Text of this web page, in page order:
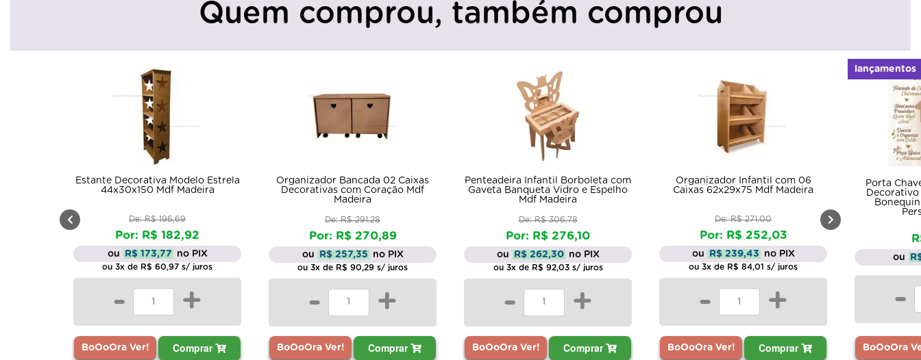
Quem comprou, também comprou
Estante Decorativa Modelo Estrela
44x30x150 Mdf Madeira
De: R$ 196,69
Por: R$ 182,92
ou R$ 173,77 no PIX
ou 3x de R$ 60,97 s/ juros
- +
BoOoOra Ver! Comprar
Organizador Bancada 02 Caixas
Decorativas com Coração Mdf
Madeira
De: R$ 291,28
Por: R$ 270,89
ou R$ 257,35 no PIX
ou 3x de R$ 90,29 s/ juros
- +
BoOoOra Ver! Comprar
Penteadeira Infantil Borboleta com
Gaveta Banqueta Vidro e Espelho
Mdf Madeira
De: R$ 306,78
Por: R$ 276,10
ou R$ 262,30 no PIX
ou 3x de R$ 92,03 s/ juros
- +
BoOoOra Ver! Comprar
Organizador Infantil com 06
Caixas 62x29x75 Mdf Madeira
De: R$ 271,00
Por: R$ 252,03
ou R$ 239,43 no PIX
ou 3x de R$ 84,01 s/ juros
- +
BoOoOra Ver! Comprar
Porta
Decorativo
ou
-
BoOoOra
lançamentos